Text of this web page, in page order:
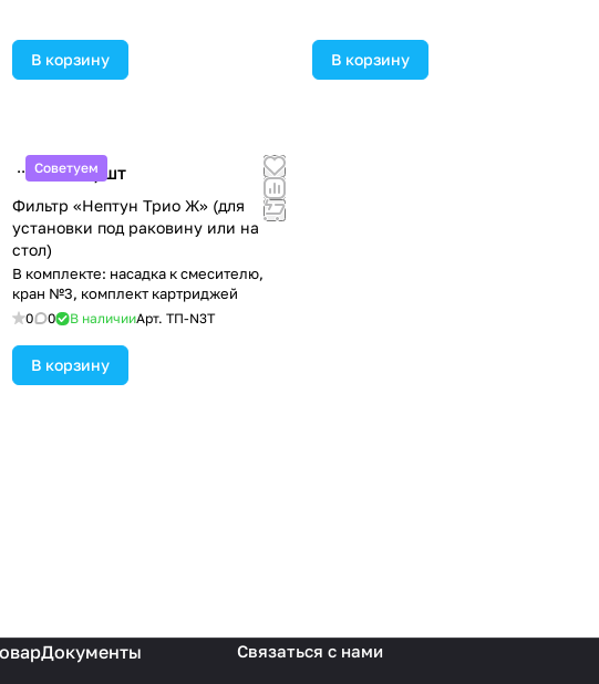
В корзину В корзину
Советуем
1 290 ₽/ шт
Фильтр «Нептун Трио Ж» (для
установки под раковину или на
стол)
В комплекте: насадка к смесителю,
кран №3, комплект картриджей
0 0 В наличииАрт. ТП-N3T
В корзину
Документы Связаться с нами